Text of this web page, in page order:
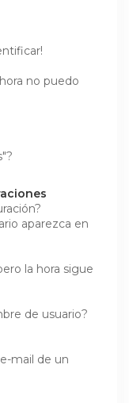
no puedo
aparezca en
la hora sigue
de usuario?
mail de un